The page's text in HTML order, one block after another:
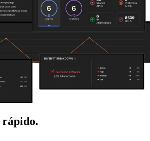
rápido.